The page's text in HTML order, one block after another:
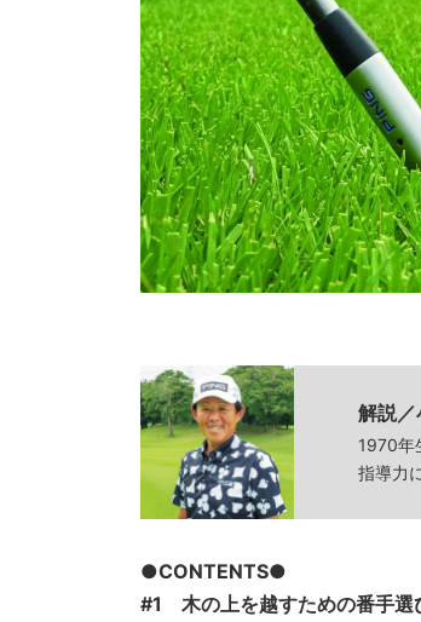
解説
1970年
指導力
●CONTENTS●
#1 木の上を越すための番手選